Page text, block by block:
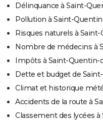
Délinquance à Saint-
Pollution à Saint-
Risques naturels à
Nombre de médecins à
Impôts à Saint-Quentin-
Dette et budget de
Climat et historique
Accidents de la route à
Classement des lycées